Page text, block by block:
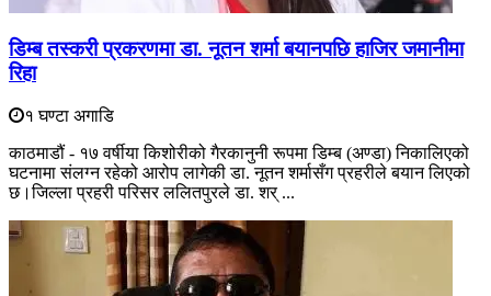
डिम्ब तस्करी प्रकरणमा डा. नूतन शर्मा बयानपछि हाजिर जमानीमा
रिहा
१ घण्टा अगाडि
काठमाडौं - १७ वर्षीया किशोरीको गैरकानुनी रूपमा डिम्ब (अण्डा) निकालिएको
घटनामा संलग्न रहेको आरोप लागेकी डा. नूतन शर्मासँग प्रहरीले बयान लिएको
छ।जिल्ला प्रहरी परिसर ललितपुरले डा. शर् ...